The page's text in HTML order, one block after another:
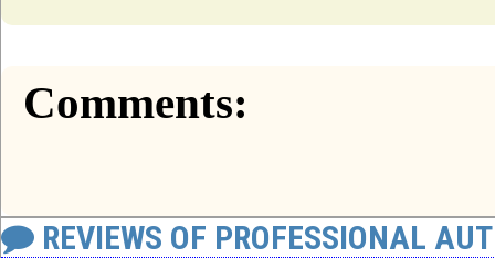
Comments:
REVIEWS OF PROFESSIONAL